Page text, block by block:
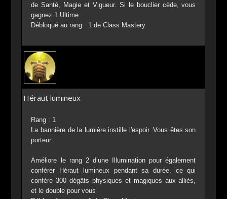
de Santé, Magie et Vigueur. Si le bouclier cède, vous
gagnez 1 Ultime
Débloqué au rang : 1 de Class Mastery
Héraut lumineux
Rang : 1
La bannière de la lumière instille l'espoir. Vous êtes son
porteur.
Améliore le rang 2 d’une Illumination pour également
conférer Héraut lumineux pendant sa durée, ce qui
confère 300 dégâts physiques et magiques aux alliés,
et le double pour vous